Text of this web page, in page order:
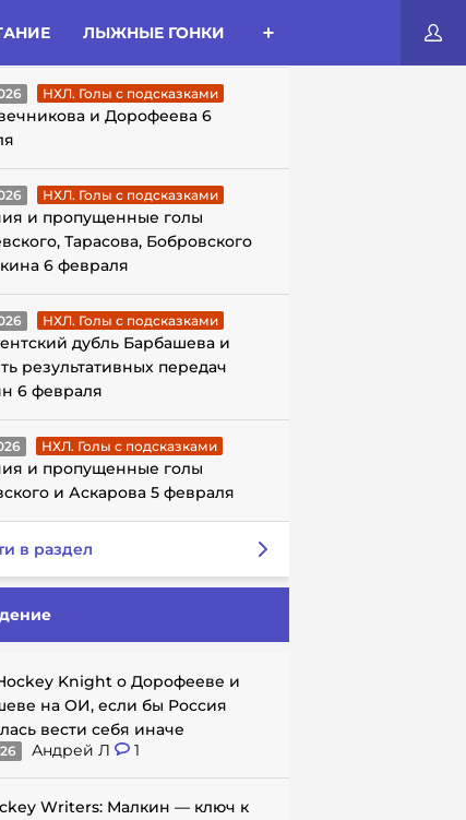
ЛЫЖНЫЕ ГОНКИ
С ПОДСКАЗКАМИ
НХЛ. Голы с подсказками
и Дорофеева 6
НХЛ. Голы с подсказками
и пропущенные голы
Тарасова, Бобровского
6 февраля
НХЛ. Голы с подсказками
дубль Барбашева и
результативных передач
6 февраля
НХЛ. Голы с подсказками
и пропущенные голы
и Аскарова 5 февраля
в раздел
Knight о Дорофееве и
на ОИ, если бы Россия
вести себя иначе
Андрей Л 1
Writers: Малкин — ключ к